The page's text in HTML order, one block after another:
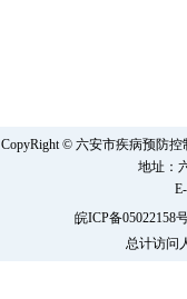
CopyRight © 六安市疾病预防
地址：
皖ICP备05022158
总计访问